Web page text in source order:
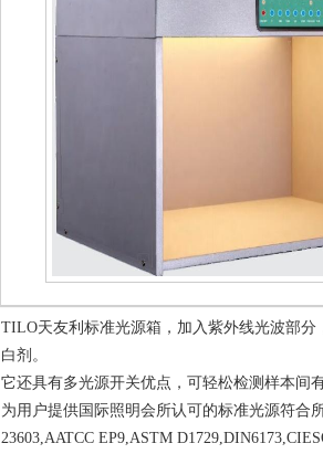
TILO天友利标准光源箱，加入紫外线光波部
白剂。
它还具有多光源开关优点，可轻松检测样本间
为用户提供国际照明会所认可的标准光源符合
23603,AATCC EP9,ASTM